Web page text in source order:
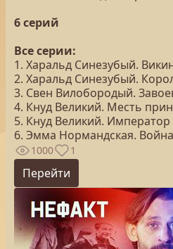
6 серий
Все серии:
1. Харальд Синезубый.
2. Харальд Синезубый.
3. Свен Вилобородый.
4. Кнуд Великий. Месть
5. Кнуд Великий. Император
6. Эмма Нормандская.
1000 1
Перейти